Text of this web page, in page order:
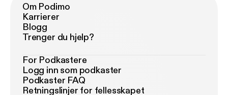
Om Podimo
Karrierer
Blogg
Trenger du hjelp?
For Podkastere
Logg inn som podkaster
Podkaster FAQ
Retningslinjer for fellesskapet